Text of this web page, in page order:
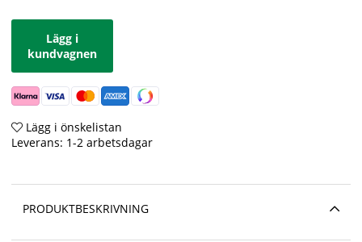
Lägg i
kundvagnen
Lägg i önskelistan
Leverans: 1-2 arbetsdagar
PRODUKTBESKRIVNING